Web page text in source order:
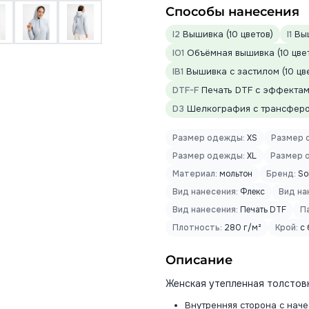
Способы нанесения
I2 Вышивка (10 цветов) I1
IO1 Объёмная вышивка (10
IB1 Вышивка с застилом (10
DTF-F Печать DTF с
D3 Шелкография с
Размер одежды: XS
Размер
Размер одежды: XL
Размер
Материал: мольтон Бренд:
Вид нанесения: Флекс
Вид
Вид нанесения: Печать DTF
Плотность: 280 г/м² Крой: с
Описание
Женская утепленная
Внутренняя сторона с